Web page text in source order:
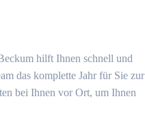
hilft Ihnen schnell und
das komplette Jahr für Sie zur
bei Ihnen vor Ort, um Ihnen